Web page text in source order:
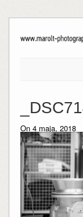
On 4 maja, 2018